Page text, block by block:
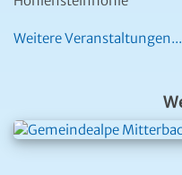
Weitere Veranstaltungen...